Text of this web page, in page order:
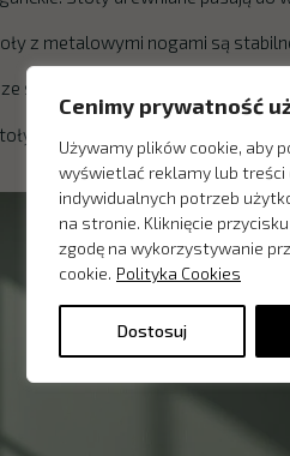
Cenimy prywatność
Używamy plików cookie, aby
wyświetlać reklamy lub
indywidualnych potrzeb
na stronie. Kliknięcie
zgodę na wykorzystywanie
cookie. Polityka Cookies
Dostosuj
z metalowymi nogami są
ze szklanym blatem optycznie
laminowane są dostępne w